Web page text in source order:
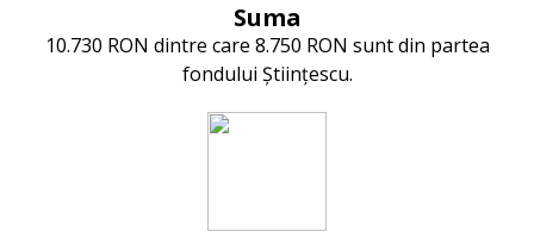
Suma
10.730 RON dintre care 8.750 RON sunt din partea
fondului Științescu.